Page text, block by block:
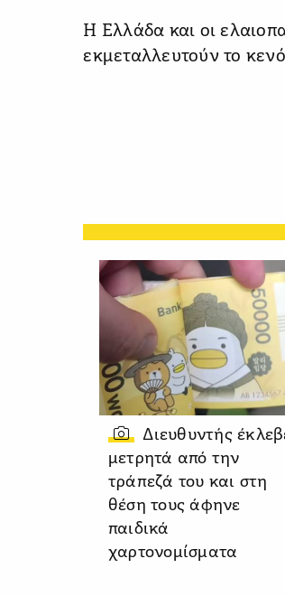
Η Ελλάδα και οι
εκμεταλλευτούν το
Διευθυντής
μετρητά από την
τράπεζά του και στη
θέση τους άφηνε
παιδικά
χαρτονομίσματα